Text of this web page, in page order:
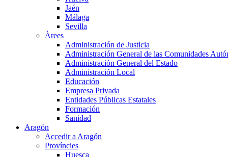
Jaén
Málaga
Sevilla
Àrees
Administración de Justicia
Administración General de las Comunidades
Administración General del Estado
Administración Local
Educación
Empresa Privada
Entidades Públicas Estatales
Formación
Sanidad
Aragón
Accedir a Aragón
Províncies
Huesca